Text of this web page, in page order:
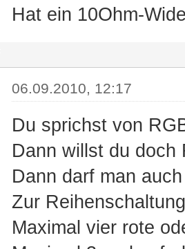
Hat ein 10Ohm-
06.09.2010, 12:17
Du sprichst von
Dann willst du doch
Dann darf man
Zur
Maximal vier rote